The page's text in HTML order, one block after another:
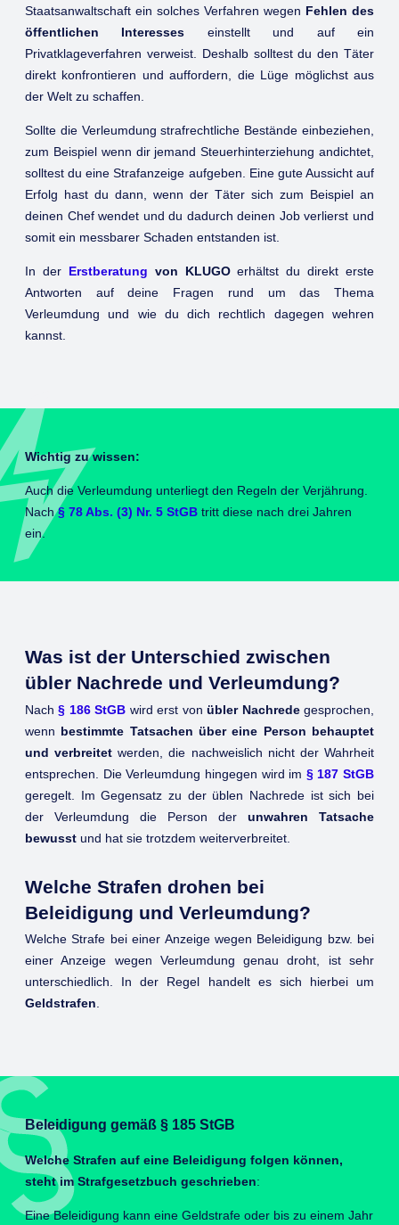
Staatsanwaltschaft ein solches Verfahren wegen Fehlen des
öffentlichen Interesses einstellt und auf ein
Privatklageverfahren verweist. Deshalb solltest du den Täter
direkt konfrontieren und auffordern, die Lüge möglichst aus
der Welt zu schaffen.
Sollte die Verleumdung strafrechtliche Bestände einbeziehen,
zum Beispiel wenn dir jemand Steuerhinterziehung andichtet,
solltest du eine Strafanzeige aufgeben. Eine gute Aussicht auf
Erfolg hast du dann, wenn der Täter sich zum Beispiel an
deinen Chef wendet und du dadurch deinen Job verlierst und
somit ein messbarer Schaden entstanden ist.
In der Erstberatung von KLUGOerhältst du direkt erste
Antworten auf deine Fragen rund um das Thema
Verleumdung und wie du dich rechtlich dagegen wehren
kannst.
Wichtig zu wissen:
Auch die Verleumdung unterliegt den Regeln der Verjährung.
Nach§ 78 Abs. (3) Nr. 5 StGB tritt diese nach drei Jahren
ein.
Was ist der Unterschied zwischen
übler Nachrede und Verleumdung?
Nach§ 186 StGB wird erst vonübler Nachredegesprochen,
wenn bestimmte Tatsachen über eine Person behauptet
und verbreitet werden, die nachweislich nicht der Wahrheit
entsprechen. Die Verleumdung hingegen wird im § 187 StGB
geregelt. Im Gegensatz zu der üblen Nachrede ist sich bei
der Verleumdung die Person der unwahren Tatsache
bewusst und hat sie trotzdem weiterverbreitet.
Welche Strafen drohen bei
Beleidigung und Verleumdung?
Welche Strafe bei einer Anzeige wegen Beleidigung bzw. bei
einer Anzeige wegen Verleumdung genau droht, ist sehr
unterschiedlich. In der Regel handelt es sich hierbei um
Geldstrafen
Beleidigung gemäß § 185 StGB
Welche Strafen auf eine Beleidigung folgen können,
steht im Strafgesetzbuch geschrieben:
Eine Beleidigung kann eine Geldstrafe oder bis zu einem Jahr